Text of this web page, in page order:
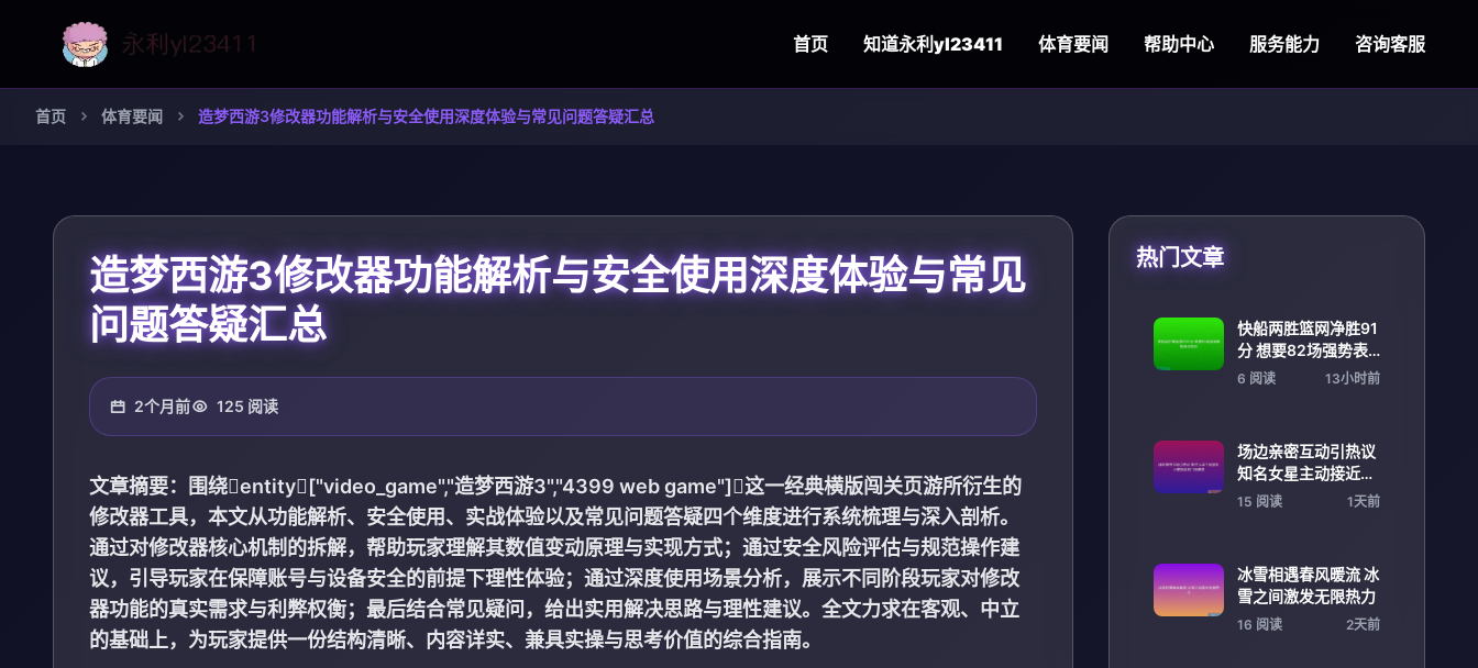
首页 知道永利yl23411 体育要闻 帮助中心 服务能力 咨询客服
首页 体育要闻 造梦西游3修改器功能解析与安全使用深度体验与常见问题答疑汇总
造梦西游3修改器功能解析与安全使用深度体验与常见
问题答疑汇总
2个月前 125 阅读
文章摘要：围绕entity["video_game","造梦西游3","4399 web game"]这一经典横版闯关页游所衍生的
修改器工具，本文从功能解析、安全使用、实战体验以及常见问题答疑四个维度进行系统梳理与深入剖析。
通过对修改器核心机制的拆解，帮助玩家理解其数值变动原理与实现方式；通过安全风险评估与规范操作建
议，引导玩家在保障账号与设备安全的前提下理性体验；通过深度使用场景分析，展示不同阶段玩家对修改
器功能的真实需求与利弊权衡；最后结合常见疑问，给出实用解决思路与理性建议。全文力求在客观、中立
的基础上，为玩家提供一份结构清晰、内容详实、兼具实操与思考价值的综合指南。
热门文章
快船两胜篮网净胜91
分 想要82场强势表
现再迎挑战
6 阅读 13小时前
场边亲密互动引热议
知名女星主动接近火
箭新星阿门汤普森
15 阅读 1天前
冰雪相遇春风暖流 冰
雪之间激发无限热力
16 阅读 2天前